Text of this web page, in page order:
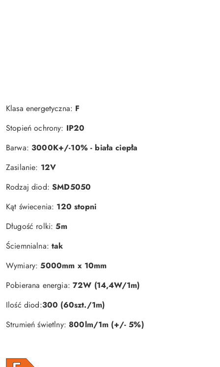
Klasa energetyczna: F
Stopień ochrony: IP20
Barwa: 3000K+/-10% - biała ciepła
Zasilanie: 12V
Rodzaj diod:SMD5050
Kąt świecenia: 120 stopni
Długość rolki:5m
Ściemnialna:tak
Wymiary:5000mm x 10mm
Pobierana energia:72W (14,4W/1m)
Ilość diod:300 (60szt./1m)
Strumień świetlny:800lm/1m (+/- 5%)